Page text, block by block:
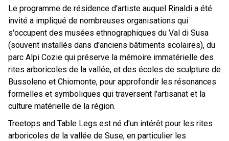
Le programme de résidence d'artiste auquel Rinaldi a été
invité a impliqué de nombreuses organisations qui
s'occupent des musées ethnographiques du Val di Susa
(souvent installés dans d'anciens bâtiments scolaires), du
parc Alpi Cozie qui préserve la mémoire immatérielle des
rites arboricoles de la vallée, et des écoles de sculpture de
Bussoleno et Chiomonte, pour approfondir les résonances
formelles et symboliques qui traversent l'artisanat et la
culture matérielle de la région.
Treetops and Table Legs est né d'un intérêt pour les rites
arboricoles de la vallée de Suse, en particulier les